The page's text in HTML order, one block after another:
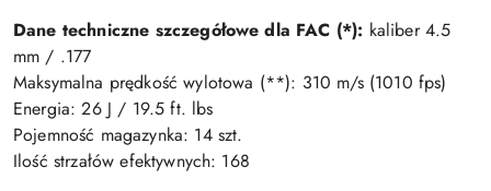
Dane techniczne szczegółowe dla FAC (*): kaliber 4.5
mm / .177
Maksymalna prędkość wylotowa (**): 310 m/s (1010 fps)
Energia: 26 J / 19.5 ft. lbs
Pojemność magazynka: 14 szt.
Ilość strzałów efektywnych: 168